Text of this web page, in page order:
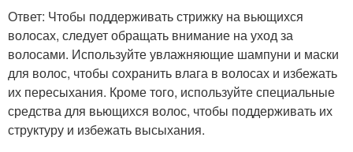
Ответ: Чтобы поддерживать стрижку на вьющихся
волосах, следует обращать внимание на уход за
волосами. Используйте увлажняющие шампуни и маски
для волос, чтобы сохранить влага в волосах и избежать
их пересыхания. Кроме того, используйте специальные
средства для вьющихся волос, чтобы поддерживать их
структуру и избежать высыхания.